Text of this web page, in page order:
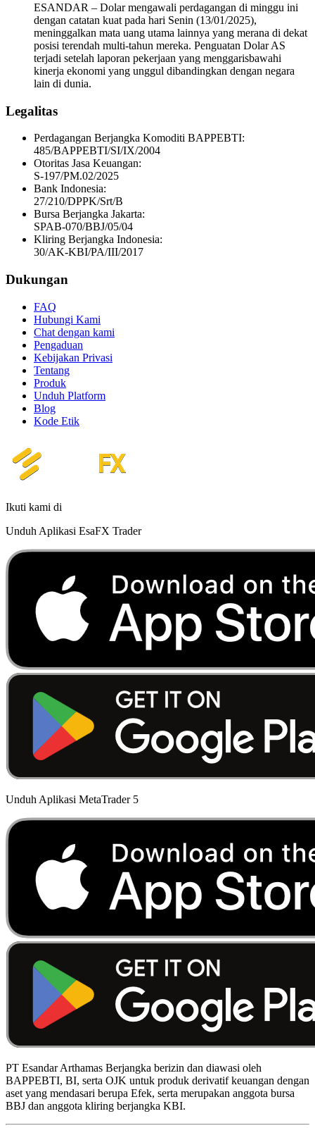
ESANDAR – Dolar mengawali perdagangan di minggu ini
dengan catatan kuat pada hari Senin (13/01/2025),
meninggalkan mata uang utama lainnya yang merana di dekat
posisi terendah multi-tahun mereka. Penguatan Dolar AS
terjadi setelah laporan pekerjaan yang menggarisbawahi
kinerja ekonomi yang unggul dibandingkan dengan negara
lain di dunia.
Legalitas
Perdagangan Berjangka Komoditi BAPPEBTI:
485/BAPPEBTI/SI/IX/2004
Otoritas Jasa Keuangan:
S-197/PM.02/2025
Bank Indonesia:
27/210/DPPK/Srt/B
Bursa Berjangka Jakarta:
SPAB-070/BBJ/05/04
Kliring Berjangka Indonesia:
30/AK-KBI/PA/III/2017
Dukungan
FAQ
Hubungi Kami
Chat dengan kami
Pengaduan
Kebijakan Privasi
Tentang
Produk
Unduh Platform
Blog
Kode Etik
Ikuti kami di
Unduh Aplikasi EsaFX Trader
Unduh Aplikasi MetaTrader 5
PT Esandar Arthamas Berjangka berizin dan diawasi oleh
BAPPEBTI, BI, serta OJK untuk produk derivatif keuangan dengan
aset yang mendasari berupa Efek, serta merupakan anggota bursa
BBJ dan anggota kliring berjangka KBI.